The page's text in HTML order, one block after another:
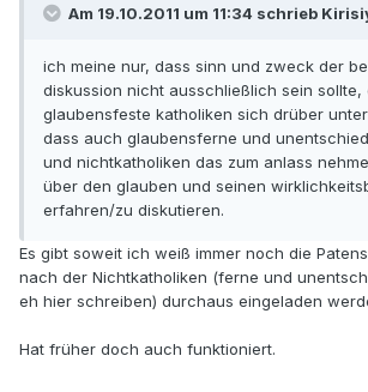
Am 19.10.2011 um 11:34 schrieb
ich meine nur, dass sinn und zweck der
diskussion nicht ausschließlich sein sollte,
glaubensfeste katholiken sich drüber
dass auch glaubensferne und
und nichtkatholiken das zum anlass
über den glauben und seinen
erfahren/zu diskutieren.
Es gibt soweit ich weiß immer noch die
nach der Nichtkatholiken (ferne und
eh hier schreiben) durchaus eingeladen
Hat früher doch auch funktioniert.